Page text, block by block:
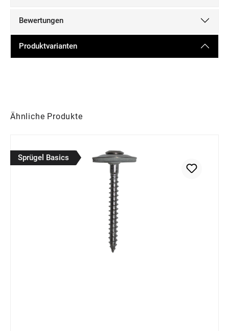
Bewertungen
Produktvarianten
Produktgalerie überspringen
Ähnliche Produkte
Sprügel Basics